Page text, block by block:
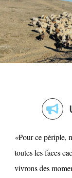
«Pour ce périple,
toutes les faces
vivrons des